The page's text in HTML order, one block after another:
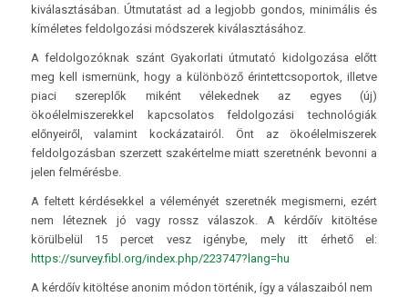
kiválasztásában. Útmutatást ad a legjobb gondos, minimális és
kíméletes feldolgozási módszerek kiválasztásához.
A feldolgozóknak szánt Gyakorlati útmutató kidolgozása előtt
meg kell ismernünk, hogy a különböző érintettcsoportok, illetve
piaci szereplők miként vélekednek az egyes (új)
ökoélelmiszerekkel kapcsolatos feldolgozási technológiák
előnyeiről, valamint kockázatairól. Önt az ökoélelmiszerek
feldolgozásban szerzett szakértelme miatt szeretnénk bevonni a
jelen felmérésbe.
A feltett kérdésekkel a véleményét szeretnék megismerni, ezért
nem léteznek jó vagy rossz válaszok. A kérdőív kitöltése
körülbelül 15 percet vesz igénybe, mely itt érhető el:
https://survey.fibl.org/index.php/223747?lang=hu
A kérdőív kitöltése anonim módon történik, így a válaszaiból nem